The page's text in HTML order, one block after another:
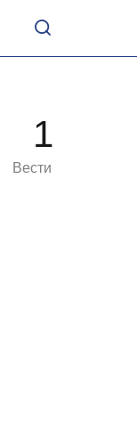
1
Вести